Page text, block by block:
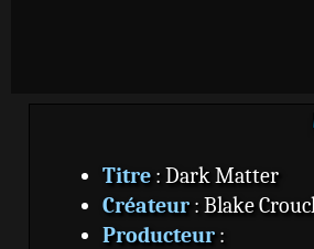
Titre: Dark Matter
Créateur: Blake
Producteur: